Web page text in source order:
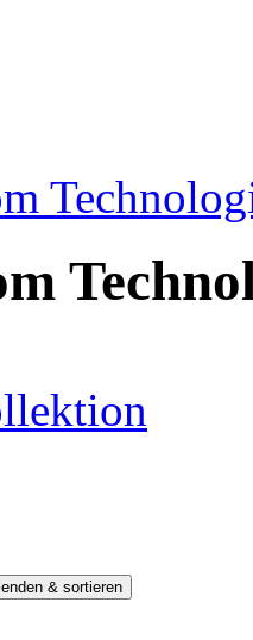
& sortieren